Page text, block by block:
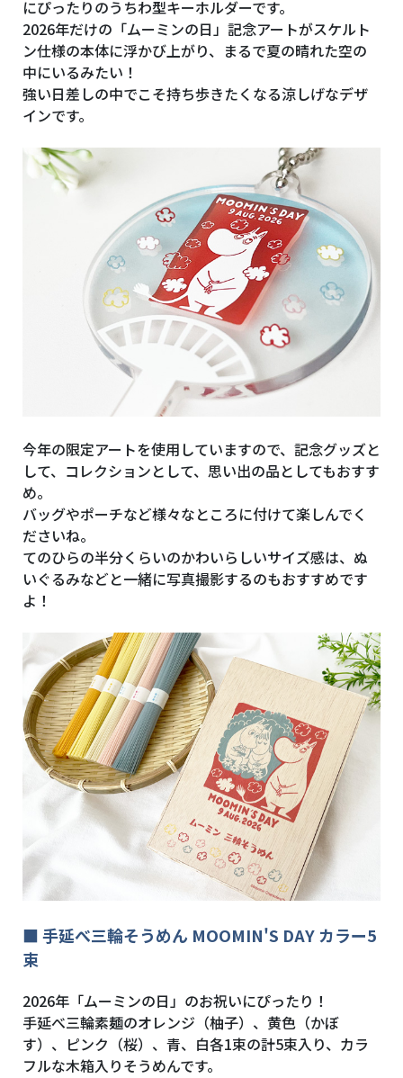
にぴったりのうちわ型キーホルダーです。
2026年だけの「ムーミンの日」記念アートがスケルト
ン仕様の本体に浮かび上がり、まるで夏の晴れた空の
中にいるみたい！
強い日差しの中でこそ持ち歩きたくなる涼しげなデザ
インです。
今年の限定アートを使用していますので、記念グッズと
して、コレクションとして、思い出の品としてもおすす
め。
バッグやポーチなど様々なところに付けて楽しんでく
ださいね。
てのひらの半分くらいのかわいらしいサイズ感は、ぬ
いぐるみなどと一緒に写真撮影するのもおすすめです
よ！
■ 手延べ三輪そうめん MOOMIN'S DAY カラー5
束
2026年「ムーミンの日」のお祝いにぴったり！
手延べ三輪素麺のオレンジ（柚子）、黄色（かぼ
す）、ピンク（桜）、青、白各1束の計5束入り、カラ
フルな木箱入りそうめんです。